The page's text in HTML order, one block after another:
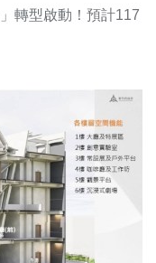
轉型啟動！預計117